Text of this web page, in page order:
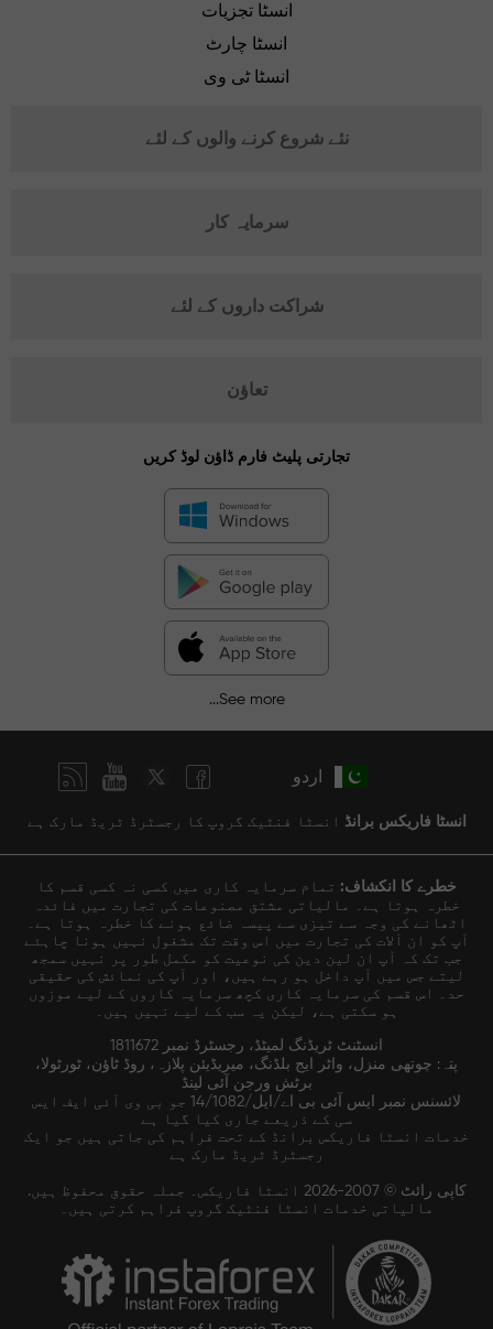
انسٹا تجزیات
انسٹا چارٹ
انسٹا ٹی وی
نئے شروع کرنے والوں کے لئے
سرمایہ کار
شراکت داروں کے لئے
تعاؤن
تجارتی پلیٹ فارم ڈاؤن لوڈ کریں
See more...
اردو
انسٹا فاریکس برانڈ انسٹا فنٹیک گروپ کا رجسٹرڈ ٹریڈ مارک ہے
خطرے کا انکشاف: تمام سرمایہ کاری میں کسی نہ کسی قسم کا
خطرہ ہوتا ہے۔ مالیاتی مشتق مصنوعات کی تجارت میں فائدہ
اٹھانے کی وجہ سے تیزی سے پیسہ ضائع ہونے کا خطرہ ہوتا ہے۔
آپ کو ان آلات کی تجارت میں اس وقت تک مشغول نہیں ہونا چاہئے
جب تک کہ آپ ان لین دین کی نوعیت کو مکمل طور پر نہیں سمجھ
لیتے جس میں آپ داخل ہو رہے ہیں، اور آپ کی نمائش کی حقیقی
حد۔ اس قسم کی سرمایہ کاری کچھ سرمایہ کاروں کے لیے موزوں
ہو سکتی ہے، لیکن یہ سب کے لیے نہیں ہیں۔
انسٹنٹ ٹریڈنگ لمیٹڈ، رجسٹرڈ نمبر 1811672
پتہ: چوتھی منزل، واٹر ایج بلڈنگ، میریڈیئن پلازہ، روڈ ٹاؤن، ٹورٹولا،
برٹش ورجن آئی لینڈ
لائسنس نمبر ایس آئی بی اے/ایل/14/1082 جو بی وی آئی ایف ایس
سی کے ذریعے جاری کیا گیا ہے
خدمات انسٹا فاریکس برانڈ کے تحت فراہم کی جاتی ہیں جو ایک
رجسٹرڈ ٹریڈ مارک ہے
کاپی رائٹ © 2007-2026 انسٹا فاریکس۔ جملہ حقوق محفوظ ہیں.
مالیاتی خدمات انسٹا فنٹیک گروپ فراہم کرتی ہیں۔